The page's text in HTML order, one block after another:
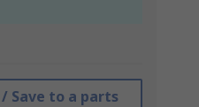
/ Save to a parts